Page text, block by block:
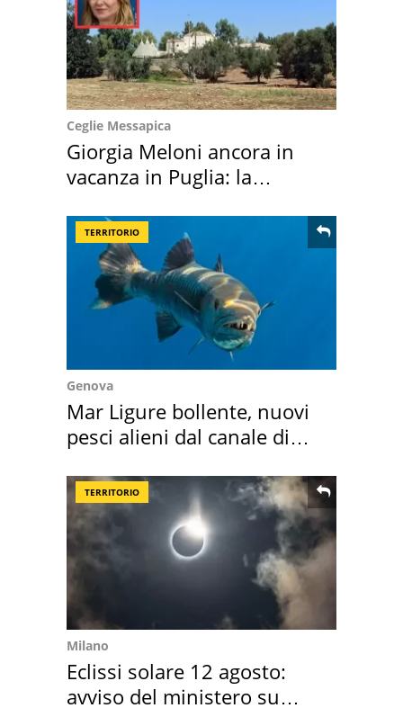
Ceglie Messapica
Giorgia Meloni ancora in
vacanza in Puglia: la
TERRITORIO
Genova
Mar Ligure bollente, nuovi
pesci alieni dal canale di
TERRITORIO
Milano
Eclissi solare 12 agosto:
avviso del ministero su